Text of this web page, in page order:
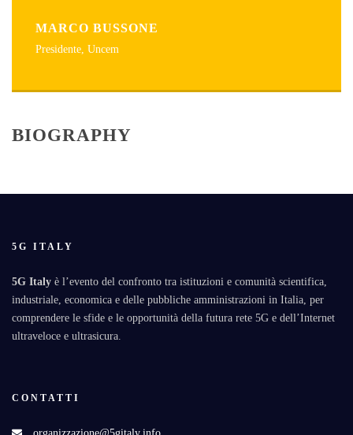
MARCO BUSSONE
Presidente, Uncem
BIOGRAPHY
5G ITALY
5G Italy è l’evento del confronto tra istituzioni e comunità scientifica,
industriale, economica e delle pubbliche amministrazioni in Italia, per
comprendere le sfide e le opportunità della futura rete 5G e dell’Internet
ultraveloce e ultrasicura.
CONTATTI